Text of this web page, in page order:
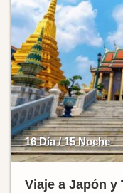
16 Día / 15 Noche
Viaje a Japón y